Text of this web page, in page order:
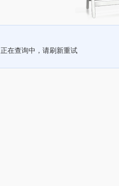
正在查询中，请刷新重试